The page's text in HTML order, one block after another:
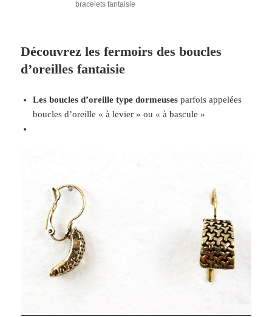
bracelets fantaisie
Découvrez les fermoirs des boucles
d’oreilles fantaisie
Les boucles d’oreille type dormeuses parfois appelées
boucles d’oreille « à levier » ou « à bascule »